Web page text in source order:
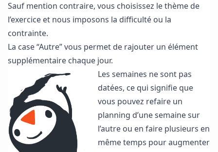
Sauf mention contraire, vous choisissez le thème de
l’exercice et nous imposons la difficulté ou la
contrainte.
La case “Autre” vous permet de rajouter un élément
supplémentaire chaque jour.
Les semaines ne sont pas
datées, ce qui signifie que
vous pouvez refaire un
planning d’une semaine sur
l’autre ou en faire plusieurs en
même temps pour augmenter